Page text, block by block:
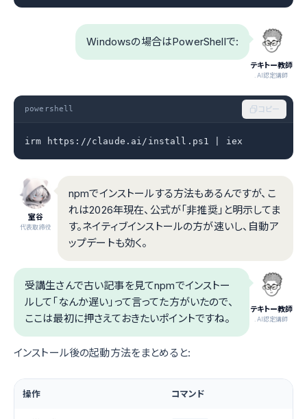
テキトー教師
.AI認定講師
Windowsの場合はPowerShellで:
powershell コピー
irm https://claude.ai/install.ps1 | iex
室谷
代表取締役
npmでインストールする方法もあるんですが、こ
れは2026年現在、公式が「非推奨」と明示してま
す。ネイティブインストールの方が速いし、自動ア
ップデートも効く。
テキトー教師
.AI認定講師
受講生さんで古い記事を見てnpmでインストー
ルして「なんか遅い」って言ってた方がいたので、
ここは最初に押さえておきたいポイントですね。
インストール後の起動方法をまとめると:
操作 コマンド